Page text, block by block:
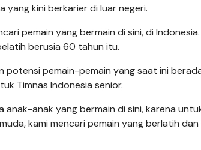
yang kini berkarier di luar negeri.
pemain yang bermain di sini, di Indonesia.
berusia 60 tahun itu.
potensi pemain-pemain yang saat ini
Timnas Indonesia senior.
anak yang bermain di sini, karena
kami mencari pemain yang berlatih dan